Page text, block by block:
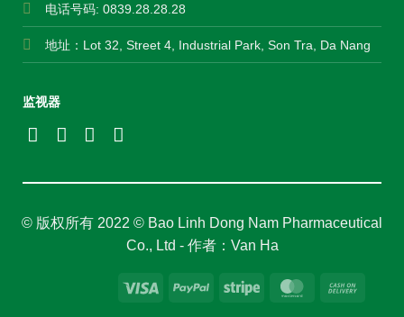
电话号码: 0839.28.28.28
地址：Lot 32, Street 4, Industrial Park, Son Tra, Da Nang
监视器
© 版权所有 2022 © Bao Linh Dong Nam Pharmaceutical
Co., Ltd - 作者：Van Ha